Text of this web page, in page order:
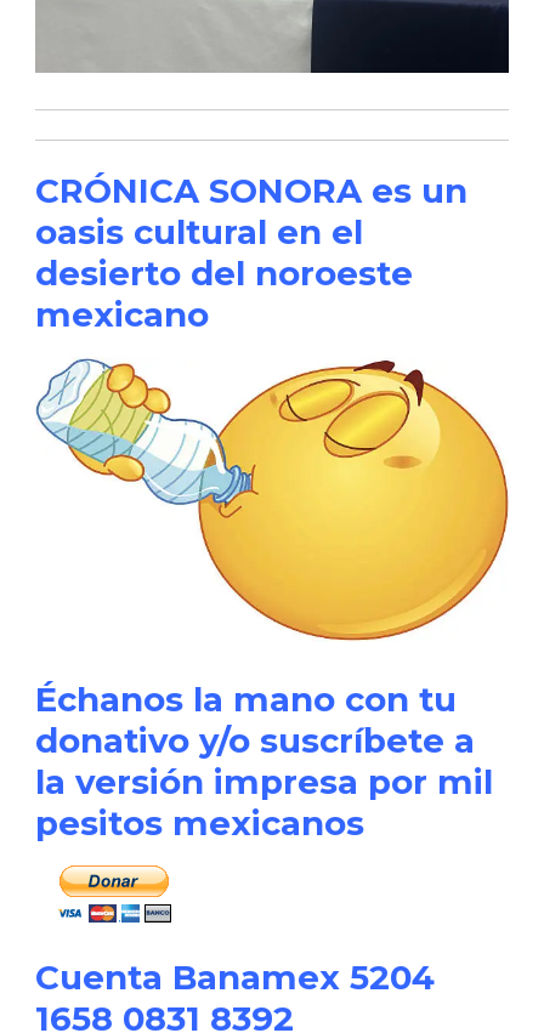
CRÓNICA SONORA es un
oasis cultural en el
desierto del noroeste
mexicano
Échanos la mano con tu
donativo y/o suscríbete a
la versión impresa por mil
pesitos mexicanos
Cuenta Banamex 5204
1658 0831 8392